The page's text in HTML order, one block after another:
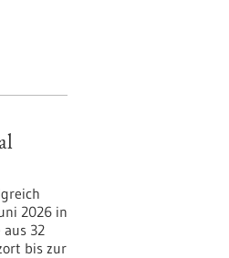
2026 in
32
bis zur